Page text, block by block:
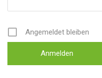
Angemeldet bleiben